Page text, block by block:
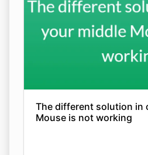
The different solution in
Mouse is not working